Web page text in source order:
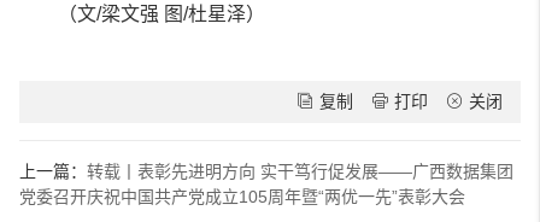
（文/梁文强 图/杜星泽）
复制 打印 关闭
上一篇： 转载丨表彰先进明方向 实干笃行促发展——广西数据集团
党委召开庆祝中国共产党成立105周年暨“两优一先”表彰大会